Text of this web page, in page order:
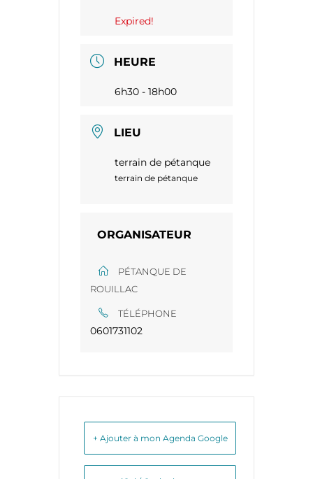
Expired!
HEURE
6h30 - 18h00
LIEU
terrain de pétanque
terrain de pétanque
ORGANISATEUR
PÉTANQUE DE
ROUILLAC
TÉLÉPHONE
0601731102
+ Ajouter à mon Agenda Google